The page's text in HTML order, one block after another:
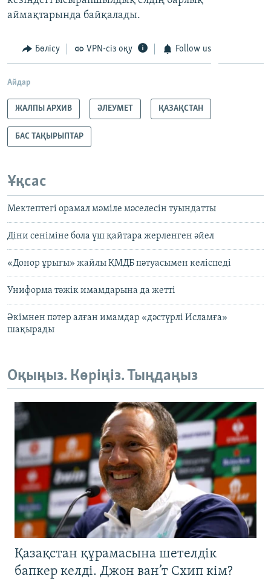
аймақтарында байқалады.
Бөлісу VPN-сіз оқу Follow us
Айдар
ЖАЛПЫ АРХИВ ӘЛЕУМЕТ ҚАЗАҚСТАН
БАС ТАҚЫРЫПТАР
Ұқсас
Мектептегі орамал мәміле мәселесін туындатты
Діни сеніміне бола үш қайтара жерленген әйел
«Донор ұрығы» жайлы ҚМДБ пәтуасымен келіспеді
Униформа тәжік имамдарына да жетті
Әкімнен пәтер алған имамдар «дәстүрлі Исламға»
шақырады
Оқыңыз. Көріңіз. Тыңдаңыз
Қазақстан құрамасына шетелдік
бапкер келді. Джон ван’т Схип кім?